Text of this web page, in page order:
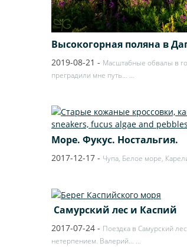
Высокогорная поляна в
2019-08-21 - Масштабные обвалы в
преградили мне путь… …
Море. Фукус. Ностальгия.
2017-12-17 - Чупа, Белое море,
​ Самурский лес и Каспий
2017-07-24 - Поездка в Самурский
нетерпением. Валерий… …